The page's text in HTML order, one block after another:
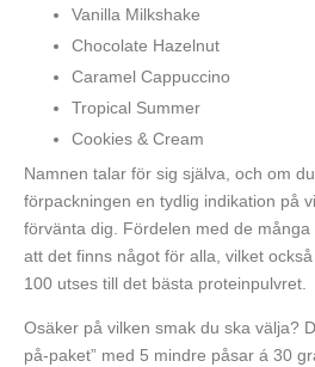
Vanilla Milkshake
Chocolate Hazelnut
Caramel Cappuccino
Tropical Summer
Cookies & Cream
Namnen talar för sig själva, och om
förpackningen en tydlig indikation på
förvänta dig. Fördelen med de
att det finns något för alla, vilket
100 utses till det bästa proteinpulvret.
Osäker på vilken smak du ska välja?
på-paket” med 5 mindre påsar á 30